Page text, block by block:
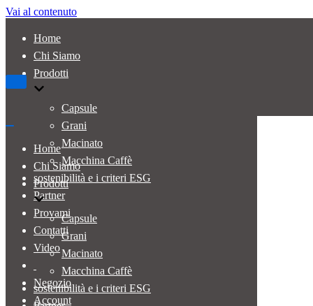
Vai al contenuto
Home
Chi Siamo
Prodotti
Capsule
Grani
Macinato
Macchina Caffè
sostenibilità e i criteri ESG
Partner
Provami
Contatti
Video
Negozio
Account
Menu
navigazione
navigazione
Home
Chi Siamo
Prodotti
Capsule
Grani
Macinato
Macchina Caffè
sostenibilità e i criteri ESG